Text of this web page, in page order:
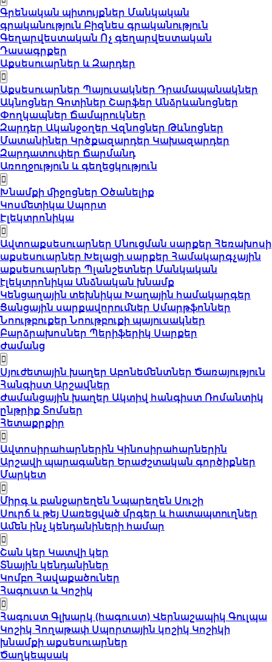
Գրենական պիտույքներ Մանկական
գրականություն Բիզնես գրականություն
Գեղարվեստական Ոչ գեղարվեստական
Դասագրքեր
Աքսեսուարներ և Զարդեր
Աքսեսուարներ Պայուսակներ Դրամապանակներ
Ակնոցներ Գոտիներ Շարֆեր Անձրևանոցներ
Փողկապներ Ճամպրուկներ
Զարդեր Ականջօղեր Վզնոցներ Թևնոցներ
Մատանիներ Կրծքազարդեր Կախազարդեր
Զարդատուփեր Ճարմանդ
Առողջություն և գեղեցկություն
Խնամքի միջոցներ Օծանելիք
Կոսմետիկա Սպորտ
Էլեկտրոնիկա
Ավտոաքսեսուարներ Սնուցման սարքեր Հեռախոսի
աքսեսուարներ Խելացի սարքեր Համակարգչային
աքսեսուարներ Պլանշետներ Մանկական
էլեկտրոնիկա Անձնական խնամք
Կենցաղային տեխնիկա Խաղային համակարգեր
Ցանցային սարքավորումներ Սմարթֆոններ
ՆոութբուքերՆոութբուքի պայուսակներ
Բարձրախոսներ Պերիֆերիկ Սարքեր
Ժամանց
Սյուժետային խաղեր Աբոնեմենտներ Ծառայություն
Հանգիստ Արշավներ
Ժամանցային խաղեր Ակտիվ հանգիստ Ռոմանտիկ
ընթրիք Տոմսեր
Հետաքրքիր
Ավտոսիրահարներին Կինոսիրահարներին
Արշավի պարագաներ Երաժշտական գործիքներ
Մարկետ
Միրգ և բանջարեղենՆպարեղեն Սուշի
Սուրճ և թեյ Սառեցված մրգեր և հատապտուղներ
Ամեն ինչ կենդանիների համար
Շան կեր Կատվի կեր
Տնային կենդանիներ
Կոմբո Հավաքածուներ
Հագուստ և Կոշիկ
Հագուստ Գլխարկ (հագուստ) Վերնաշապիկ Գուլպա
Կոշիկ Հողաթափ Սպորտային կոշիկ Կոշիկի
խնամքի աքսեսուարներ
Ծաղկեպսակ